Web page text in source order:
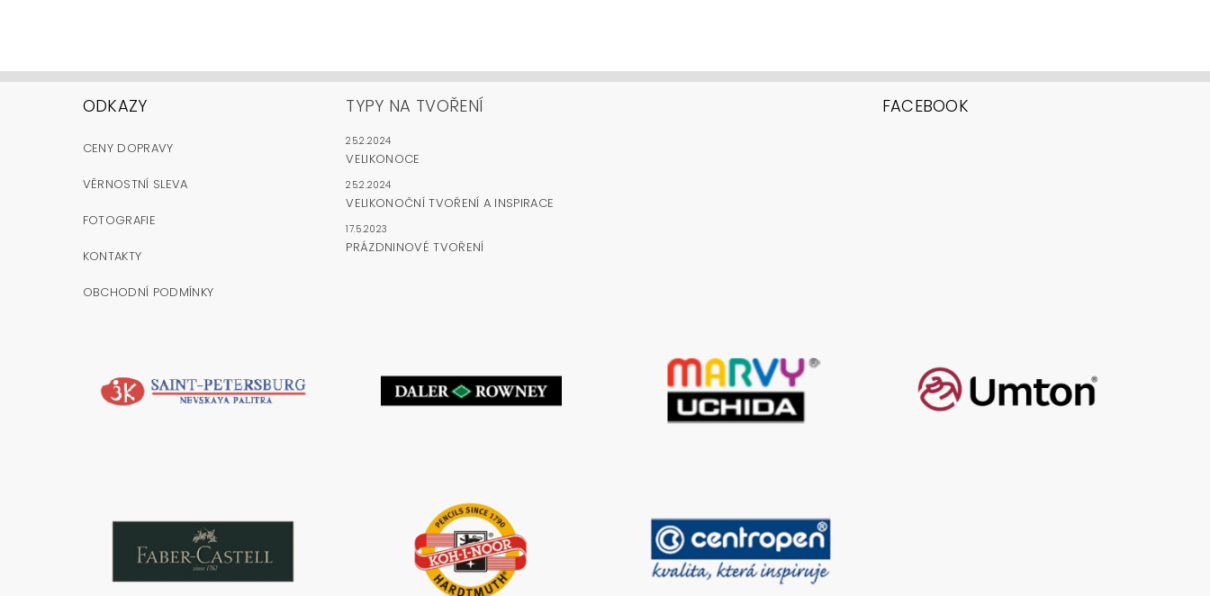
ODKAZY
CENY DOPRAVY
VĚRNOSTNÍ SLEVA
FOTOGRAFIE
KONTAKTY
OBCHODNÍ PODMÍNKY
TYPY NA TVOŘENÍ
25.2.2024
VELIKONOCE
25.2.2024
VELIKONOČNÍ TVOŘENÍ A INSPIRACE
17.5.2023
PRÁZDNINOVÉ TVOŘENÍ
FACEBOOK